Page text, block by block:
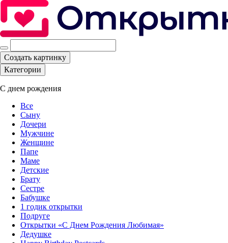
Создать картинку
Категории
С днем рождения
Все
Сыну
Дочери
Мужчине
Женщине
Папе
Маме
Детские
Брату
Сестре
Бабушке
1 годик открытки
Подруге
Открытки «С Днем Рождения Любимая»‎
Дедушке